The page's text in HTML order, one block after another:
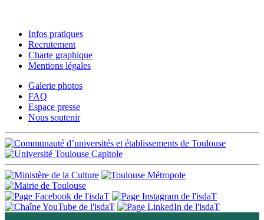
Infos pratiques
Recrutement
Charte graphique
Mentions légales
Galerie photos
FAQ
Espace presse
Nous soutenir